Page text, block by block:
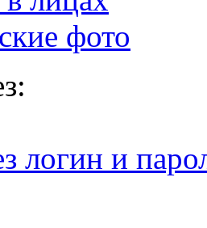
фото
логин и